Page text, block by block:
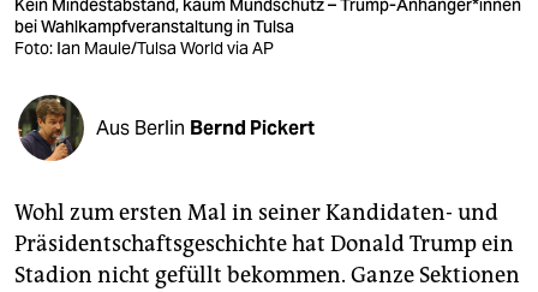
veranstaltungen
fragen & hilfe
abo
genossenschaft
Kein Mindestabstand, kaum Mundschutz – Trump-Anhänger*innen
bei Wahlkampfveranstaltung in Tulsa
Foto: Ian Maule/Tulsa World via AP
Aus Berlin Bernd Pickert
Wohl zum ersten Mal in seiner Kandidaten- und
Präsidentschaftsgeschichte hat Donald Trump ein
Stadion nicht gefüllt bekommen. Ganze Sektionen